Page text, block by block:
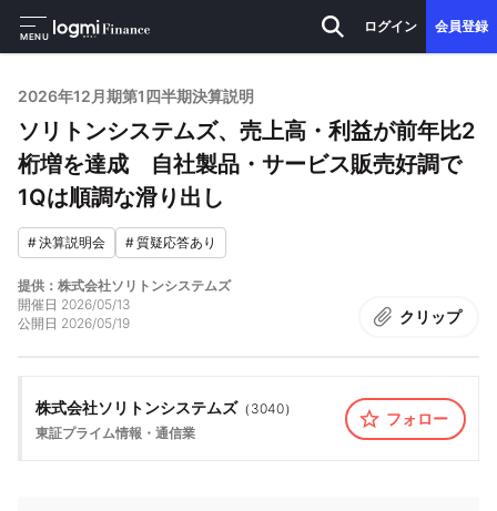
MENU
ログイン 会員登録
2026年12月期第1四半期決算説明
ソリトンシステムズ、売上高・利益が前年比2
桁増を達成 自社製品・サービス販売好調で
1Qは順調な滑り出し
#決算説明会 #質疑応答あり
提供：株式会社ソリトンシステムズ
開催日 2026/05/13
公開日 2026/05/19 クリップ
株式会社ソリトンシステムズ（ 3040）
東証プライム情報・通信業
フォロー